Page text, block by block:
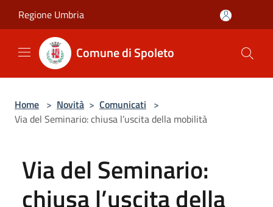
Regione Umbria
Comune di Spoleto
Home > Novità > Comunicati >
Via del Seminario: chiusa l’uscita della mobilità
Via del Seminario:
chiusa l’uscita della